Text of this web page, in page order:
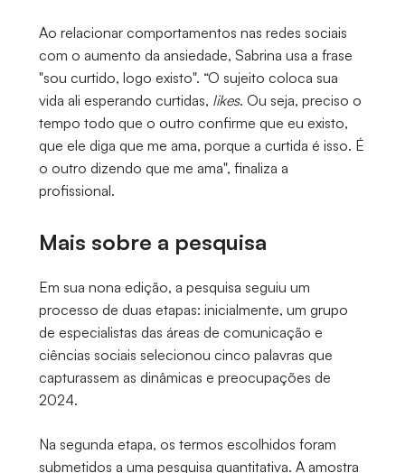
Ao relacionar comportamentos nas redes sociais
com o aumento da ansiedade, Sabrina usa a frase
"sou curtido, logo existo". “O sujeito coloca sua
vida ali esperando curtidas, likes. Ou seja, preciso o
tempo todo que o outro confirme que eu existo,
que ele diga que me ama, porque a curtida é isso. É
o outro dizendo que me ama", finaliza a
profissional.
Mais sobre a pesquisa
Em sua nona edição, a pesquisa seguiu um
processo de duas etapas: inicialmente, um grupo
de especialistas das áreas de comunicação e
ciências sociais selecionou cinco palavras que
capturassem as dinâmicas e preocupações de
2024.
Na segunda etapa, os termos escolhidos foram
submetidos a uma pesquisa quantitativa. A amostra